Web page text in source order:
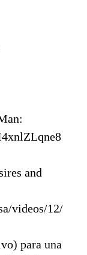
and
videos/12/
para una